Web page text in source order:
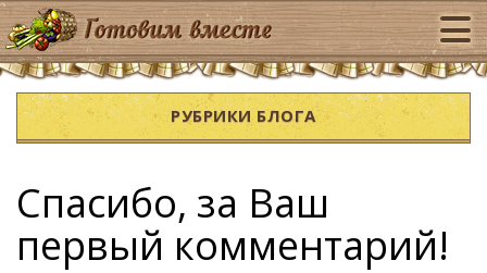
РУБРИКИ БЛОГА
Спасибо, за Ваш
первый комментарий!